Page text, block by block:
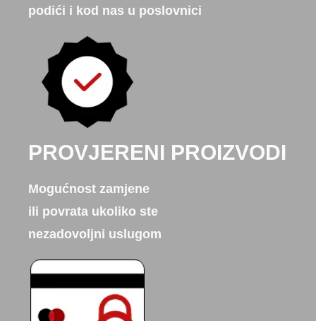
podići i kod nas u poslovnici
PROVJERENI PROIZVODI
Mogućnost zamjene
ili povrata ukoliko ste
nezadovoljni uslugom